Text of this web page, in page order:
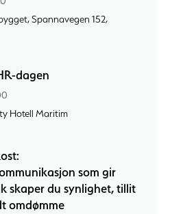
Spannavegen 152,
dagen
Hotell Maritim
som gir
skaper du synlighet, tillit
omdømme